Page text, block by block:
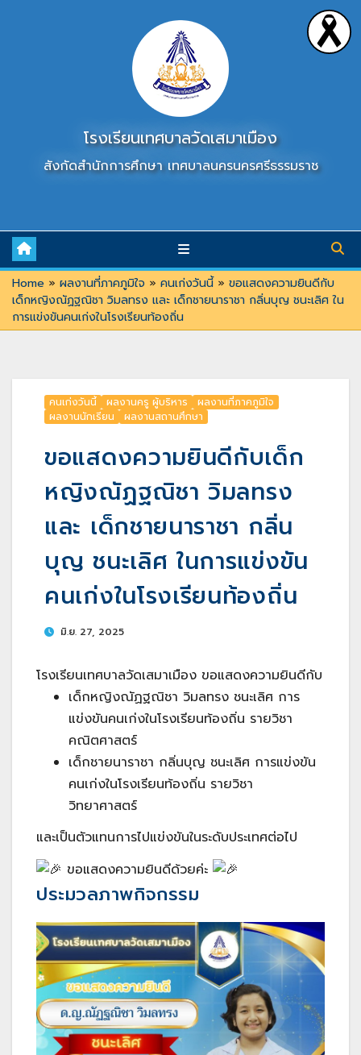
โรงเรียนเทศบาลวัดเสมาเมือง
สังกัดสำนักการศึกษา เทศบาลนครนครศรีธรรมราช
Home » ผลงานที่ภาคภูมิใจ » คนเก่งวันนี้» ขอแสดงความยินดีกับ
เด็กหญิงณัฏฐณิชา วิมลทรง และ เด็กชายนาราชา กลิ่นบุญ ชนะเลิศ ใน
การแข่งขันคนเก่งในโรงเรียนท้องถิ่น
คนเก่งวันนี้ ผลงานครู ผู้บริหาร
ผลงานที่ภาคภูมิใจ
ผลงานนักเรียน
ผลงานสถานศึกษา
ขอแสดงความยินดีกับเด็ก
หญิงณัฏฐณิชา วิมลทรง
และ เด็กชายนาราชา กลิ่น
บุญ ชนะเลิศ ในการแข่งขัน
คนเก่งในโรงเรียนท้องถิ่น
มิ.ย. 27, 2025
โรงเรียนเทศบาลวัดเสมาเมือง ขอแสดงความยินดีกับ
เด็กหญิงณัฏฐณิชา วิมลทรง ชนะเลิศ การ
แข่งขันคนเก่งในโรงเรียนท้องถิ่น รายวิชา
คณิตศาสตร์
เด็กชายนาราชา กลิ่นบุญ ชนะเลิศ การแข่งขัน
คนเก่งในโรงเรียนท้องถิ่น รายวิชา
วิทยาศาสตร์
และเป็นตัวแทนการไปแข่งขันในระดับประเทศต่อไป
ขอแสดงความยินดีด้วยค่ะ
ประมวลภาพกิจกรรม